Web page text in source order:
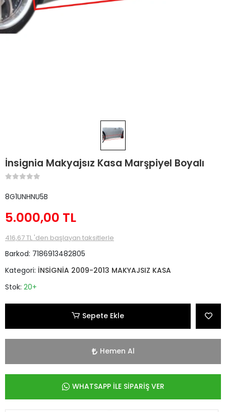
İnsignia Makyajsız Kasa Marşpiyel Boyalı
8G1UNHNU5B
5.000,00 TL
416,67 TL 'den başlayan taksitlerle
Barkod: 7186913482805
Kategori: İNSİGNİA 2009-2013 MAKYAJSIZ KASA
Stok: 20+
Sepete Ekle
Hemen Al
WHATSAPP İLE SİPARİŞ VER